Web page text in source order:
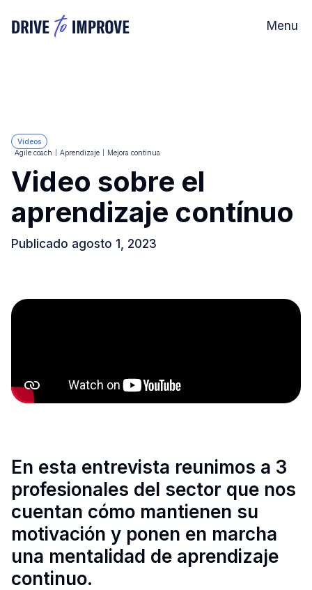
Menu
Vídeos
Agile coach
Aprendizaje Mejora continua
Video sobre el
aprendizaje contínuo
Publicado agosto 1, 2023
En esta entrevista reunimos a 3
profesionales del sector que nos
cuentan cómo mantienen su
motivación y ponen en marcha
una mentalidad de aprendizaje
continuo.